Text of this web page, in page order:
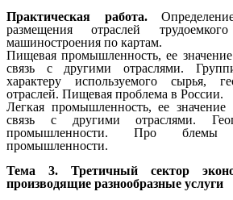
Практическая работа.
размещения отраслей
машиностроения по картам.
Пищевая промышленность, ее значение
связь с другими отраслями.
характеру используемого сырья,
отраслей. Пищевая проблема в России.
Легкая промышленность, ее значение
связь с другими отраслями.
промышленности. Про блемы
промышленности.
Тема 3. Третичный сектор
производящие разнообразные услуги